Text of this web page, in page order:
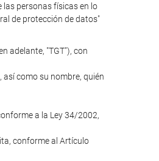
las personas físicas en lo
de protección de datos"
adelante, "TGT"), con
como su nombre, quién
a la Ley 34/2002,
conforme al Artículo